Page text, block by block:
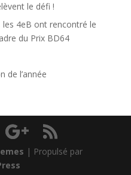
le défi !
les 4eB ont rencontré le
du Prix BD64
de l’année
| Propulsé par